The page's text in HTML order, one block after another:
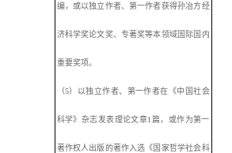
编，或以独立作者、第一作者获得孙冶方经
济科学奖论文奖、专著奖等本领域国际国内
重要奖项。
（5）以独立作者、第一作者在《中国社会
科学》杂志发表理论文章1篇，或作为第一
著作权人出版的著作入选《国家哲学社会科